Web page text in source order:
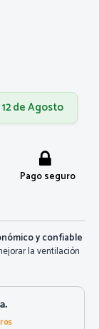
de Agosto
Pago seguro
y confiable
la ventilación